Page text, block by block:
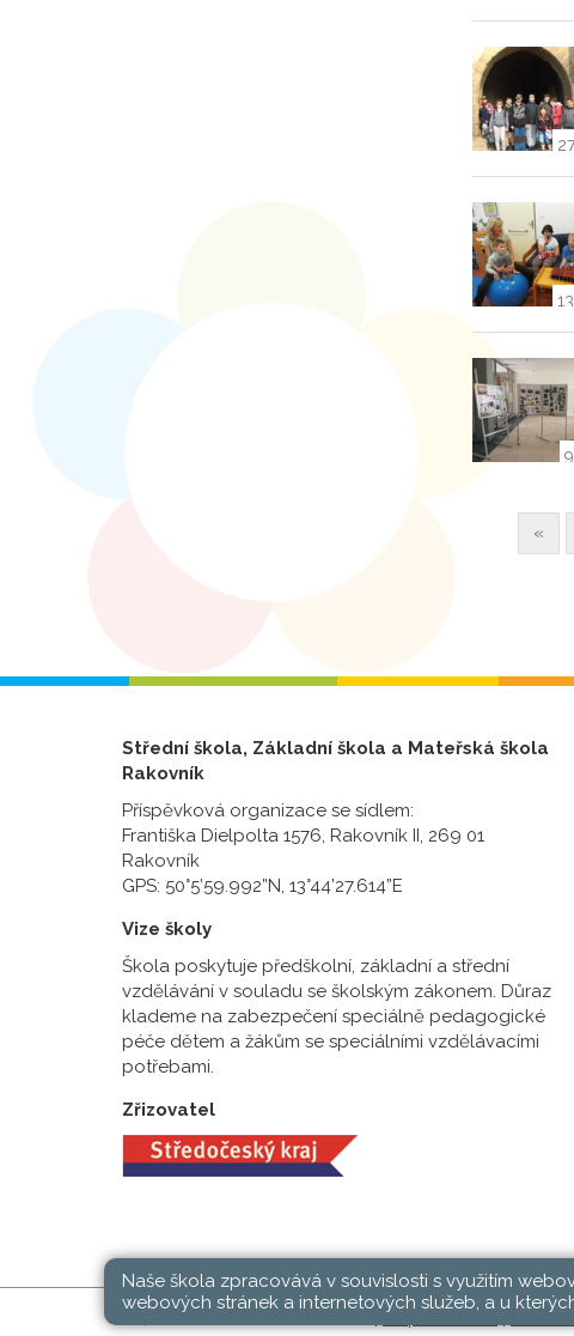
«
Střední škola, Základní škola a Mateřská škola
Rakovník
Příspěvková organizace se sídlem:
Františka Dielpolta 1576, Rakovník II, 269 01
Rakovník
GPS: 50°5’59.992”N, 13°44’27.614”E
Vize školy
Škola poskytuje předškolní, základní a střední
vzdělávání v souladu se školským zákonem. Důraz
klademe na zabezpečení speciálně pedagogické
péče dětem a žákům se speciálními vzdělávacími
potřebami.
Zřizovatel
SŠ, ZŠ a MŠ Rakovník © 2026 | Mapa stránek Přihlásit
Naše škola zpracovává v souvislosti s využitím
webových stránek a internetových služeb, a u